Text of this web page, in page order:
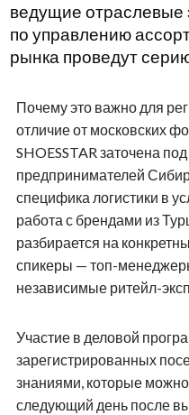
ведущие отраслевые
по управлению
рынка проведут
Почему это важно для
отличие от московских
SHOESSTAR заточена
предпринимателей
специфика логистики в
работа с брендами из
разбирается на
спикеры — топ-
независимые ритейл-
Участие в деловой
зарегистрированных
знаниями, которые
следующий день после